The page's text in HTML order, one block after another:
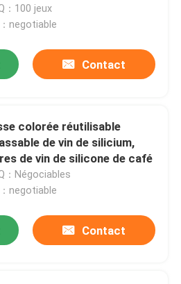
4
：100 jeux
negotiable
Contact
colorée réutilisable
de vin de silicium,
de vin de silicone de café
：Négociables
negotiable
Contact